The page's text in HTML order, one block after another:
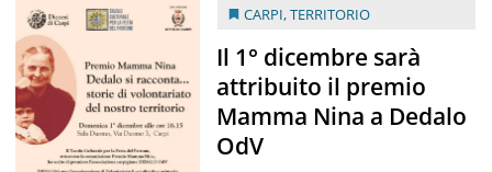
CARPI,TERRITORIO
Il 1° dicembre sarà
attribuito il premio
Mamma Nina a Dedalo
OdV